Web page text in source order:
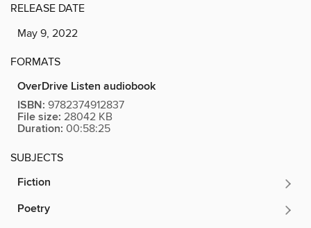
RELEASE DATE
May 9, 2022
FORMATS
OverDrive Listen audiobook
ISBN: 9782374912837
File size: 28042 KB
Duration: 00:58:25
SUBJECTS
Fiction
Poetry